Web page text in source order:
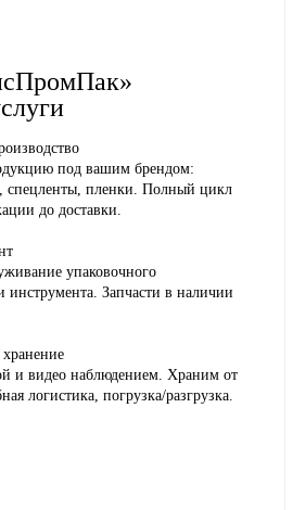
под вашим брендом:
спецленты, пленки. Полный цикл
до доставки.
упаковочного
инструмента. Запчасти в наличии
хранение
и видео наблюдением. Храним от
логистика, погрузка/разгрузка.